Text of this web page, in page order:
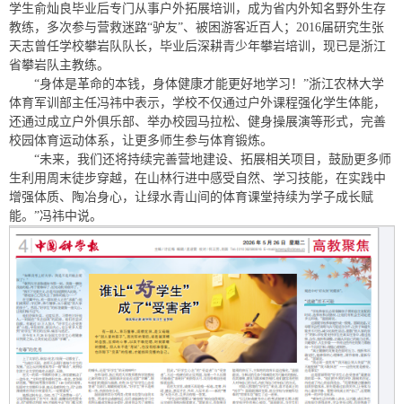
学生俞灿良毕业后专门从事户外拓展培训，成为省内外知名野外生存
教练，多次参与营救迷路“驴友”、被困游客近百人；2016届研究生张
天志曾任学校攀岩队队长，毕业后深耕青少年攀岩培训，现已是浙江
省攀岩队主教练。
“身体是革命的本钱，身体健康才能更好地学习！”浙江农林大学
体育军训部主任冯祎中表示，学校不仅通过户外课程强化学生体能，
还通过成立户外俱乐部、举办校园马拉松、健身操展演等形式，完善
校园体育运动体系，让更多师生参与体育锻炼。
“未来，我们还将持续完善营地建设、拓展相关项目，鼓励更多师
生利用周末徒步穿越，在山林行进中感受自然、学习技能，在实践中
增强体质、陶冶身心，让绿水青山间的体育课堂持续为学子成长赋
能。”冯祎中说。